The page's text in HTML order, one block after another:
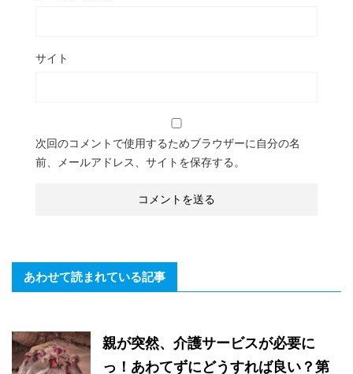
サイト
次回のコメントで使用するためブラウザーに自分の名
前、メールアドレス、サイトを保存する。
あわせて読まれている記事
親が突然、介護サービスが必要に
っ！あわてずにどうすれば良い？第